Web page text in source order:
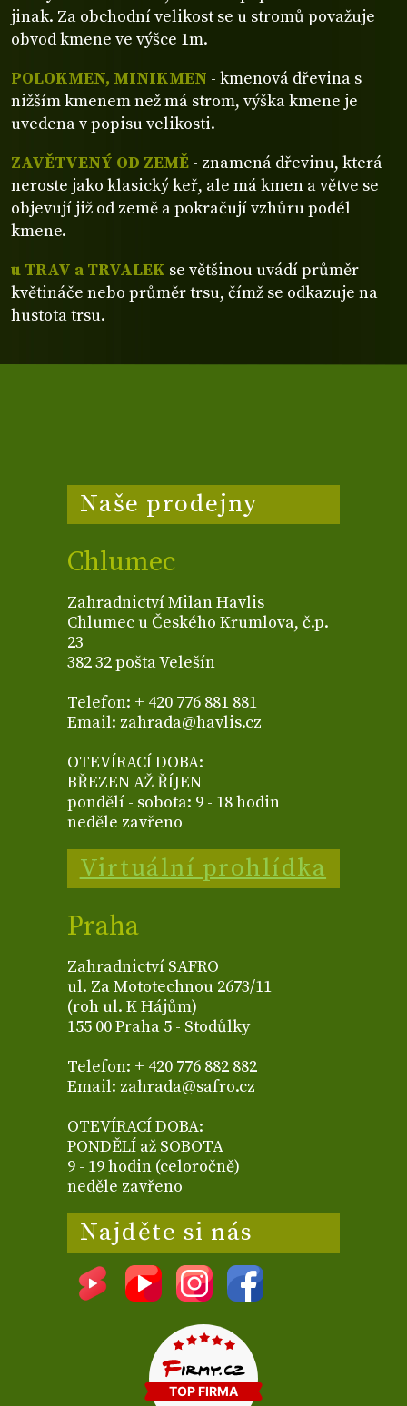
jinak. Za obchodní velikost se u stromů považuje
obvod kmene ve výšce 1m.
POLOKMEN, MINIKMEN - kmenová dřevina s
nižším kmenem než má strom, výška kmene je
uvedena v popisu velikosti.
ZAVĚTVENÝ OD ZEMĚ - znamená dřevinu, která
neroste jako klasický keř, ale má kmen a větve se
objevují již od země a pokračují vzhůru podél
kmene.
u TRAV a TRVALEK se většinou uvádí průměr
květináče nebo průměr trsu, čímž se odkazuje na
hustota trsu.
Naše prodejny
Chlumec
Zahradnictví Milan Havlis
Chlumec u Českého Krumlova, č.p.
23
382 32 pošta Velešín
Telefon: + 420 776 881 881
Email: zahrada@havlis.cz
OTEVÍRACÍ DOBA:
BŘEZEN AŽ ŘÍJEN
pondělí - sobota: 9 - 18 hodin
neděle zavřeno
Virtuální prohlídka
Praha
Zahradnictví SAFRO
ul. Za Mototechnou 2673/11
(roh ul. K Hájům)
155 00 Praha 5 - Stodůlky
Telefon: + 420 776 882 882
Email: zahrada@safro.cz
OTEVÍRACÍ DOBA:
PONDĚLÍ až SOBOTA
9 - 19 hodin (celoročně)
neděle zavřeno
Najděte si nás